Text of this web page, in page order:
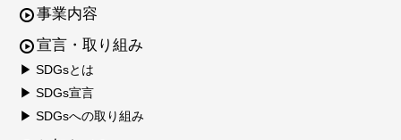
事業内容
宣言・取り組み
▶ SDGsとは
▶ SDGs宣言
▶ SDGsへの取り組み